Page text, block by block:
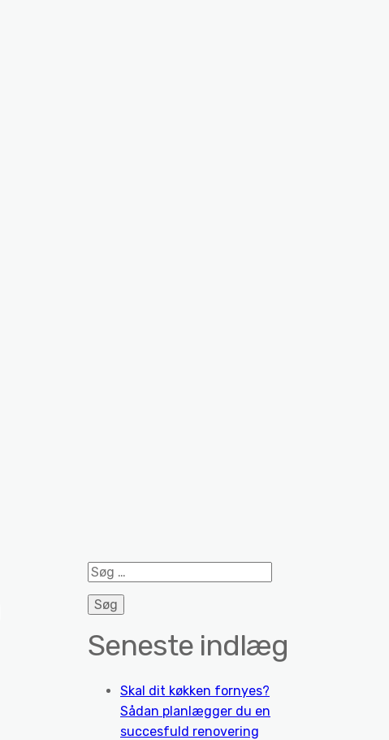
Søg
efter:
Seneste indlæg
Skal dit køkken fornyes?
Sådan planlægger du en
succesfuld renovering